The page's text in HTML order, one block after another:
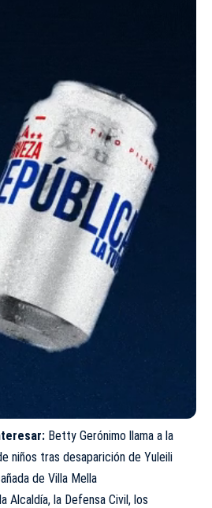
Betty Gerónimo llama a la
niños tras desaparición de Yuleili
de Villa Mella
Alcaldía, la Defensa Civil, los